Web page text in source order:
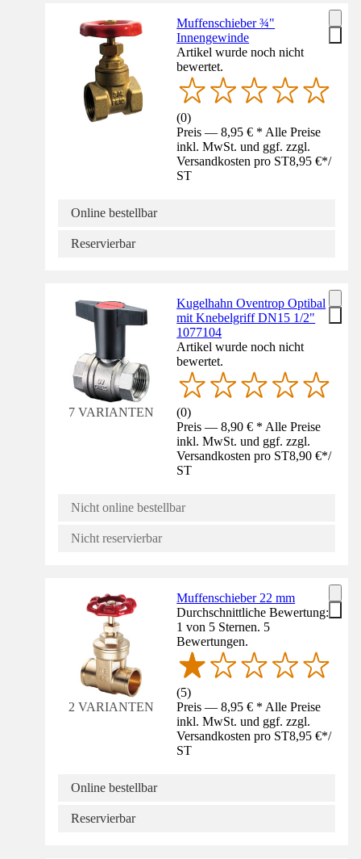
Muffenschieber ¾"
Innengewinde
Artikel wurde noch nicht
bewertet.
(0)
Preis — 8,95 € * Alle Preise
inkl. MwSt. und ggf. zzgl.
Versandkosten pro ST8,95 €*/
ST
Online bestellbar
Reservierbar
7 VARIANTEN
Kugelhahn Oventrop Optibal
mit Knebelgriff DN15 1/2"
1077104
Artikel wurde noch nicht
bewertet.
(0)
Preis — 8,90 € * Alle Preise
inkl. MwSt. und ggf. zzgl.
Versandkosten pro ST8,90 €*/
ST
Nicht online bestellbar
Nicht reservierbar
2 VARIANTEN
Muffenschieber 22 mm
Durchschnittliche Bewertung:
1 von 5 Sternen. 5
Bewertungen.
(5)
Preis — 8,95 € * Alle Preise
inkl. MwSt. und ggf. zzgl.
Versandkosten pro ST8,95 €*/
ST
Online bestellbar
Reservierbar